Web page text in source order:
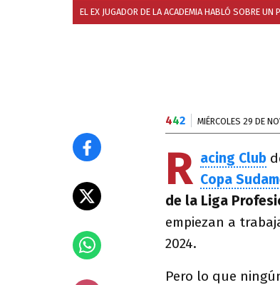
EL EX JUGADOR DE LA ACADEMIA HABLÓ SOBRE UN
442 MIÉRCOLES 29 DE
R acing Club
Copa
de la Liga
empiezan a
2024.
Pero lo que